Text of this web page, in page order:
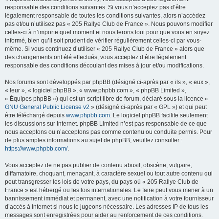
responsable des conditions suivantes. Si vous n’acceptez pas d’être
légalement responsable de toutes les conditions suivantes, alors n’accédez
pas et/ou n’utilisez pas « 205 Rallye Club de France ». Nous pouvons modifier
celles-ci à n’importe quel moment et nous ferons tout pour que vous en soyez
informé, bien qu’il soit prudent de vérifier régulièrement celles-ci par vous-
même. Si vous continuez d’utiliser « 205 Rallye Club de France » alors que
des changements ont été effectués, vous acceptez d’être légalement
responsable des conditions découlant des mises à jour et/ou modifications.
Nos forums sont développés par phpBB (désigné ci-après par « ils », « eux »,
« leur », « logiciel phpBB », « www.phpbb.com », « phpBB Limited »,
« Équipes phpBB ») qui est un script libre de forum, déclaré sous la licence «
GNU General Public License v2 » (désigné ci-après par « GPL ») et qui peut
être téléchargé depuis www.phpbb.com . Le logiciel phpBB facilite seulement
les discussions sur Internet. phpBB Limited n’est pas responsable de ce que
nous acceptons ou n’acceptons pas comme contenu ou conduite permis. Pour
de plus amples informations au sujet de phpBB, veuillez consulter :
https://www.phpbb.com/.
Vous acceptez de ne pas publier de contenu abusif, obscène, vulgaire,
diffamatoire, choquant, menaçant, à caractère sexuel ou tout autre contenu qui
peut transgresser les lois de votre pays, du pays où « 205 Rallye Club de
France » est hébergé ou les lois internationales. Le faire peut vous mener à un
bannissement immédiat et permanent, avec une notification à votre fournisseur
d’accès à Internet si nous le jugeons nécessaire. Les adresses IP de tous les
messages sont enregistrées pour aider au renforcement de ces conditions.